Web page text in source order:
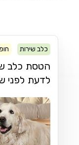
כלב שירות
הטסת כלב
לדעת לפני